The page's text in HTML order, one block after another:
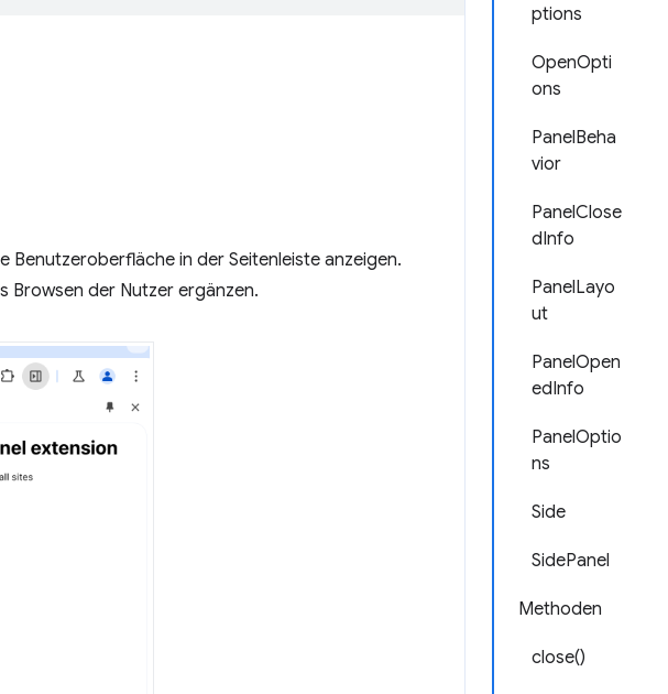
ptions
OpenOpti
ons
PanelBeha
vior
PanelClose
dInfo
PanelLayo
ut
PanelOpen
edInfo
PanelOptio
ns
Side
SidePanel
Methoden
close()
Benutzeroberfläche in der Seitenleiste anzeigen.
Browsen der Nutzer ergänzen.